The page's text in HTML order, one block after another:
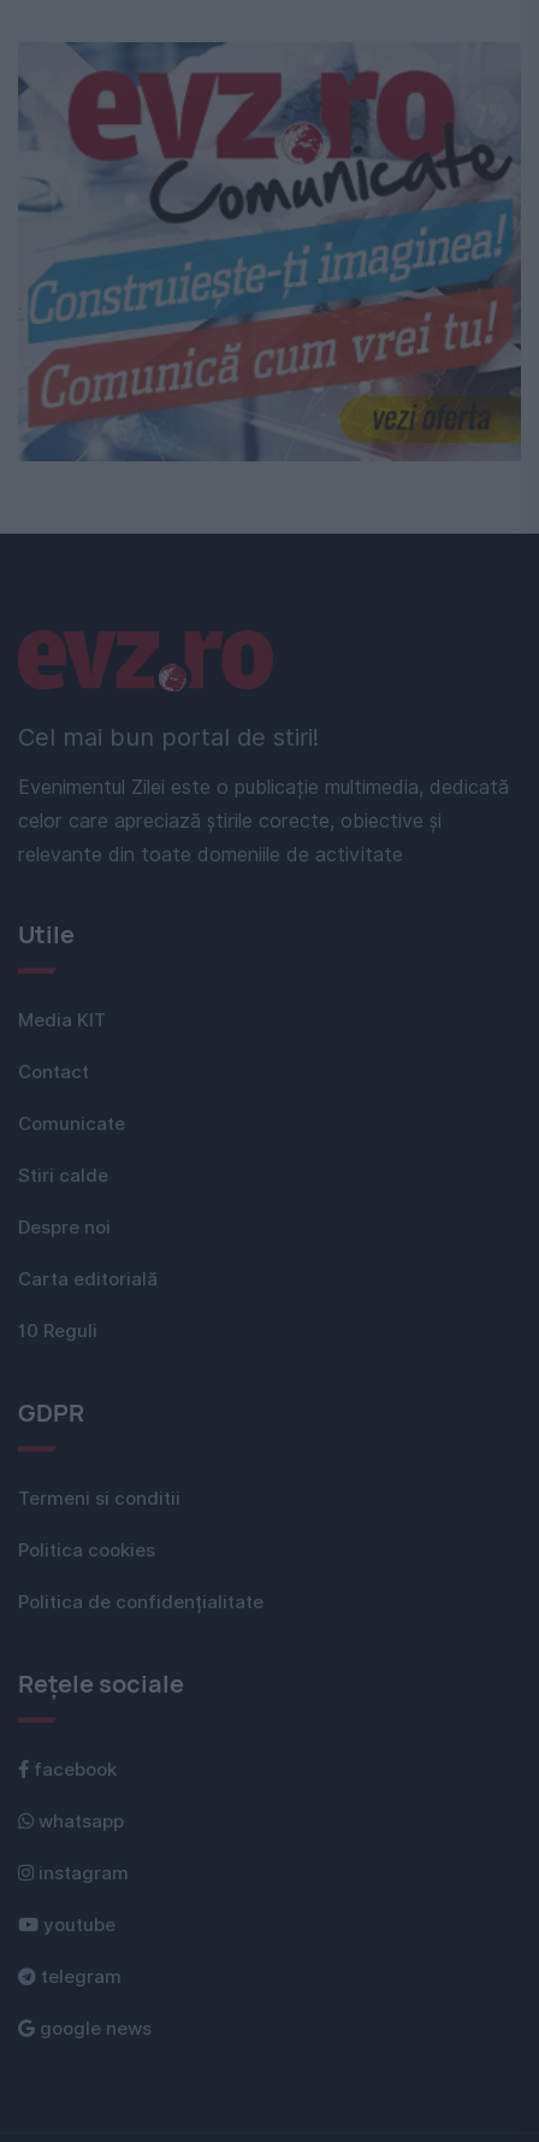
Cel mai bun portal de stiri!
Evenimentul Zilei este o publicație multimedia, dedicată
celor care apreciază știrile corecte, obiective și
relevante din toate domeniile de activitate
Linkuri utile
Utile
Media KIT
Contact
Comunicate
Stiri calde
Despre noi
Carta editorială
10 Reguli
GDPR
Termeni si conditii
Politica cookies
Politica de confidențialitate
Rețele sociale
facebook
whatsapp
instagram
youtube
telegram
google news